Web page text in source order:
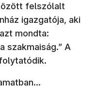
felszólalt
igazgatója, aki
mondta:
szakmaiság.” A